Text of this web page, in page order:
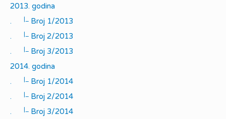
2013. godina
.
|_
Broj 1/2013
.
|_
Broj 2/2013
.
|_
Broj 3/2013
2014. godina
.
|_
Broj 1/2014
.
|_
Broj 2/2014
.
|_
Broj 3/2014